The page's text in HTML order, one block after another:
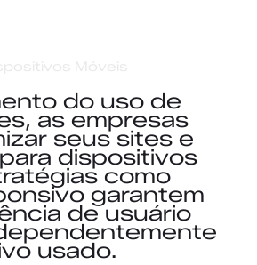
do uso de
as empresas
seus sites e
dispositivos
como
garantem
de usuário
usado.